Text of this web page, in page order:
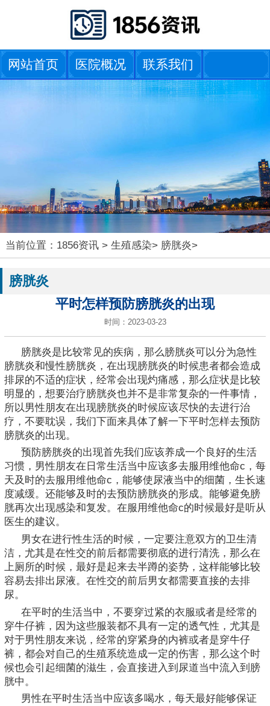
网站首页 医院概况 联系我们
当前位置： 1856资讯> 生殖感染> 膀胱炎>
膀胱炎
平时怎样预防膀胱炎的出现
时间：2023-03-23
膀胱炎是比较常见的疾病，那么膀胱炎可以分为急性
膀胱炎和慢性膀胱炎，在出现膀胱炎的时候患者都会造成
排尿的不适的症状，经常会出现灼痛感，那么症状是比较
明显的，想要治疗膀胱炎也并不是非常复杂的一件事情，
所以男性朋友在出现膀胱炎的时候应该尽快的去进行治
疗，不要耽误，我们下面来具体了解一下平时怎样去预防
膀胱炎的出现。
预防膀胱炎的出现首先我们应该养成一个良好的生活
习惯，男性朋友在日常生活当中应该多去服用维他命c，每
天及时的去服用维他命c，能够使尿液当中的细菌，生长速
度减缓。还能够及时的去预防膀胱炎的形成。能够避免膀
胱再次出现感染和复发。在服用维他命c的时候最好是听从
医生的建议。
男女在进行性生活的时候，一定要注意双方的卫生清
洁，尤其是在性交的前后都需要彻底的进行清洗，那么在
上厕所的时候，最好是起来去半蹲的姿势，这样能够比较
容易去排出尿液。在性交的前后男女都需要直接的去排
尿。
在平时的生活当中，不要穿过紧的衣服或者是经常的
穿牛仔裤，因为这些服装都不具有一定的透气性，尤其是
对于男性朋友来说，经常的穿紧身的内裤或者是穿牛仔
裤，都会对自己的生殖系统造成一定的伤害，那么这个时
候也会引起细菌的滋生，会直接进入到尿道当中流入到膀
胱中。
男性在平时生活当中应该多喝水，每天最好能够保证